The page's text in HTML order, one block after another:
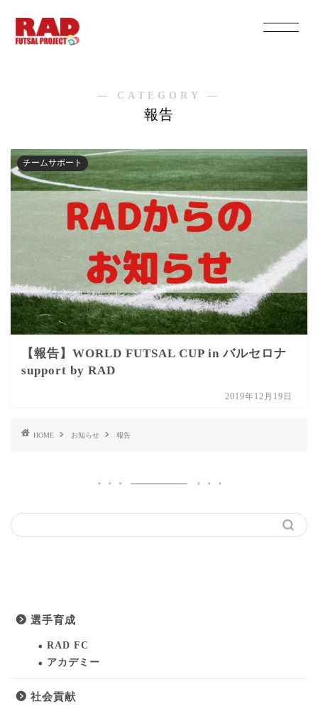
― CATEGORY ―
報告
チームサポート
【報告】WORLD FUTSAL CUP in バルセロナ
support by RAD
2019年12月19日
HOME お知らせ 報告
選手育成
RAD FC
アカデミー
社会貢献